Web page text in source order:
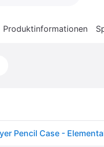
Produktinformationen